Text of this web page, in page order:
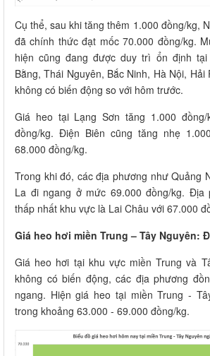
Cụ thể, sau khi tăng thêm 1.000 đồng/kg,
đã chính thức đạt mốc 70.000 đồng/kg.
hiện cũng đang được duy trì ổn định tại
Bằng, Thái Nguyên, Bắc Ninh, Hà Nội, Hải
không có biến động so với hôm trước.
Giá heo tại Lạng Sơn tăng 1.000
đồng/kg. Điện Biên cũng tăng nhẹ
68.000 đồng/kg.
Trong khi đó, các địa phương như Quảng
La đi ngang ở mức 69.000 đồng/kg. Địa
thấp nhất khu vực là Lai Châu với 67.000
Giá heo hơi miền Trung – Tây Nguyên:
Giá heo hơi tại khu vực miền Trung và
không có biến động, các địa phương
ngang. Hiện giá heo tại miền Trung -
trong khoảng 63.000 - 69.000 đồng/kg.